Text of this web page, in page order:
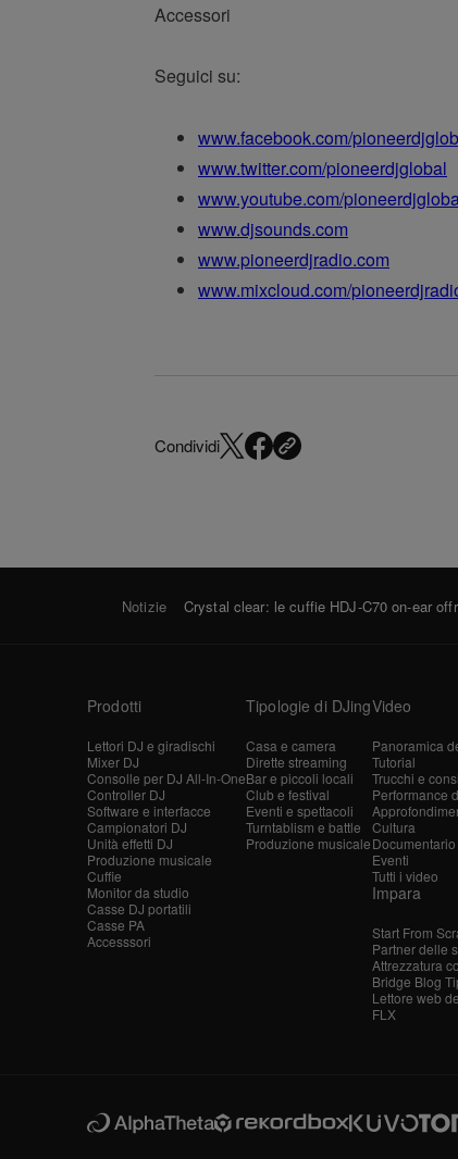
Accessori
Seguici su:
www.facebook.com/
www.twitter.com/pioneerdjglobal
www.youtube.com/
www.djsounds.com
www.pioneerdjradio.com
www.mixcloud.com/
Condividi
Notizie Crystal clear: le cuffie HDJ-C70 on-ear
Prodotti
Lettori DJ e giradischi
Mixer DJ
Consolle per DJ All-In-One
Controller DJ
Software e interfacce
Campionatori DJ
Unità effetti DJ
Produzione musicale
Cuffie
Monitor da studio
Casse DJ portatili
Casse PA
Accesssori
Tipologie di DJing
Casa e camera
Dirette streaming
Bar e piccoli locali
Club e festival
Eventi e spettacoli
Turntablism e battle
Produzione musicale
Video
Panoramica
Tutorial
Trucchi e
Performance
Cultura
Documentario
Eventi
Tutti i video
Impara
Start From
Partner delle
Attrezzatura
Bridge Blog
Lettore web
FLX